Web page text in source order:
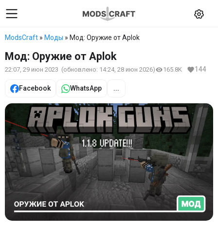
ModsCraft » Моды » Мод: Оружие от Aplok
Мод: Оружие от Aplok
22:07, 29 июн 2023 (обновлено: 14:24, 28 июн 2026) 165.8K 144
Facebook WhatsApp ...